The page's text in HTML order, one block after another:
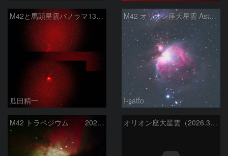
M42と馬頭星雲パノラマ135mm
瓜田精一
M42 オリオン座大星雲 AstroTracer Type3の威力
I-satto
M42 トラペジウム 2026-3-14 オリオン座大星雲（2026.3.15）